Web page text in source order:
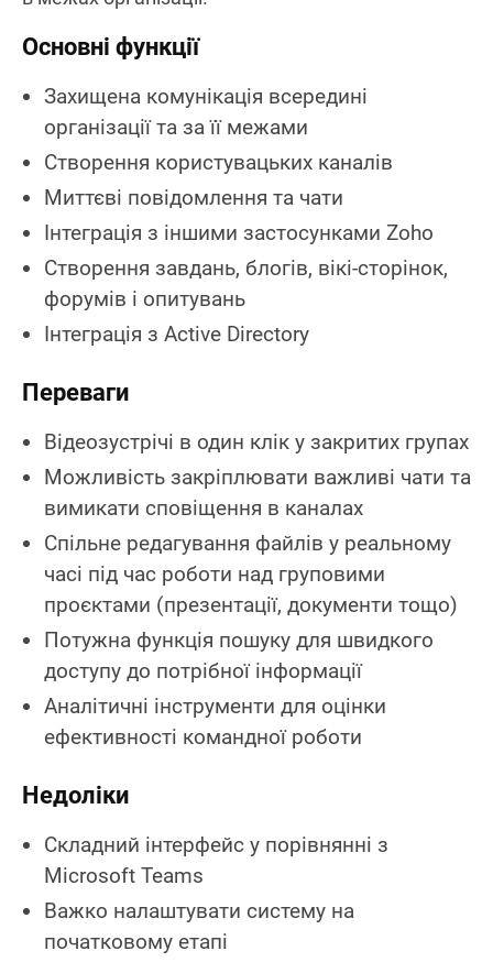
Основні функції
Захищена комунікація всередині
організації та за її межами
Створення користувацьких каналів
Миттєві повідомлення та чати
Інтеграція з іншими застосунками Zoho
Створення завдань, блогів, вікі-сторінок,
форумів і опитувань
Інтеграція з Active Directory
Переваги
Відеозустрічі в один клік у закритих групах
Можливість закріплювати важливі чати та
вимикати сповіщення в каналах
Спільне редагування файлів у реальному
часі під час роботи над груповими
проєктами (презентації, документи тощо)
Потужна функція пошуку для швидкого
доступу до потрібної інформації
Аналітичні інструменти для оцінки
ефективності командної роботи
Недоліки
Складний інтерфейс у порівнянні з
Microsoft Teams
Важко налаштувати систему на
початковому етапі